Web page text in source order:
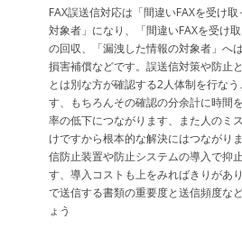
FAX誤送信対応は「間違いFAXを受け
対象者」になり、「間違いFAXを受け
の回収、「漏洩した情報の対象者」へ
損害補償などです。誤送信対策や防止
とは別な方が確認する2人体制を行な
す、もちろんその確認の分余計に時間
率の低下につながります、また人のミ
けですから根本的な解決にはつながり
信防止装置や防止システムの導入で抑
す、導入コストも上をみればきりがあ
で送信する書類の重要度と送信頻度な
ょう